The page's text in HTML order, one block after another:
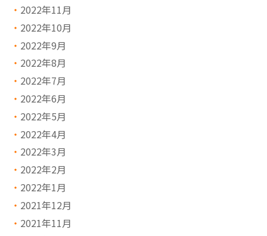
2022年11月
2022年10月
2022年9月
2022年8月
2022年7月
2022年6月
2022年5月
2022年4月
2022年3月
2022年2月
2022年1月
2021年12月
2021年11月